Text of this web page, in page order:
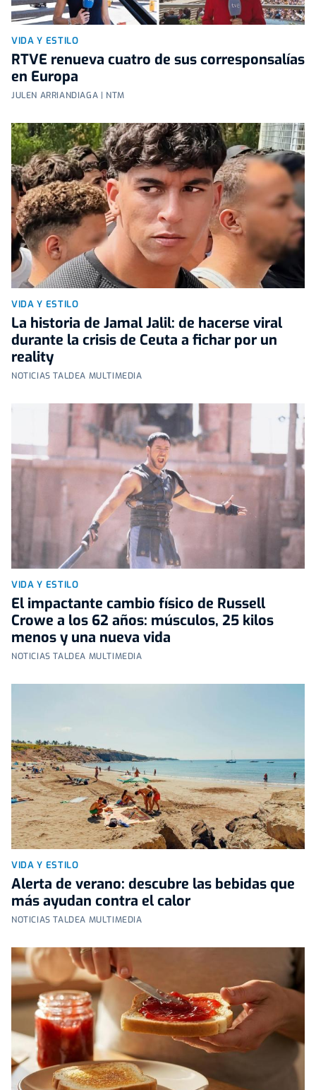
VIDA Y ESTILO
RTVE renueva cuatro de sus corresponsalías
en Europa
JULEN ARRIANDIAGA | NTM
VIDA Y ESTILO
La historia de Jamal Jalil: de hacerse viral
durante la crisis de Ceuta a fichar por un
reality
NOTICIAS TALDEA MULTIMEDIA
VIDA Y ESTILO
El impactante cambio físico de Russell
Crowe a los 62 años: músculos, 25 kilos
menos y una nueva vida
NOTICIAS TALDEA MULTIMEDIA
VIDA Y ESTILO
Alerta de verano: descubre las bebidas que
más ayudan contra el calor
NOTICIAS TALDEA MULTIMEDIA